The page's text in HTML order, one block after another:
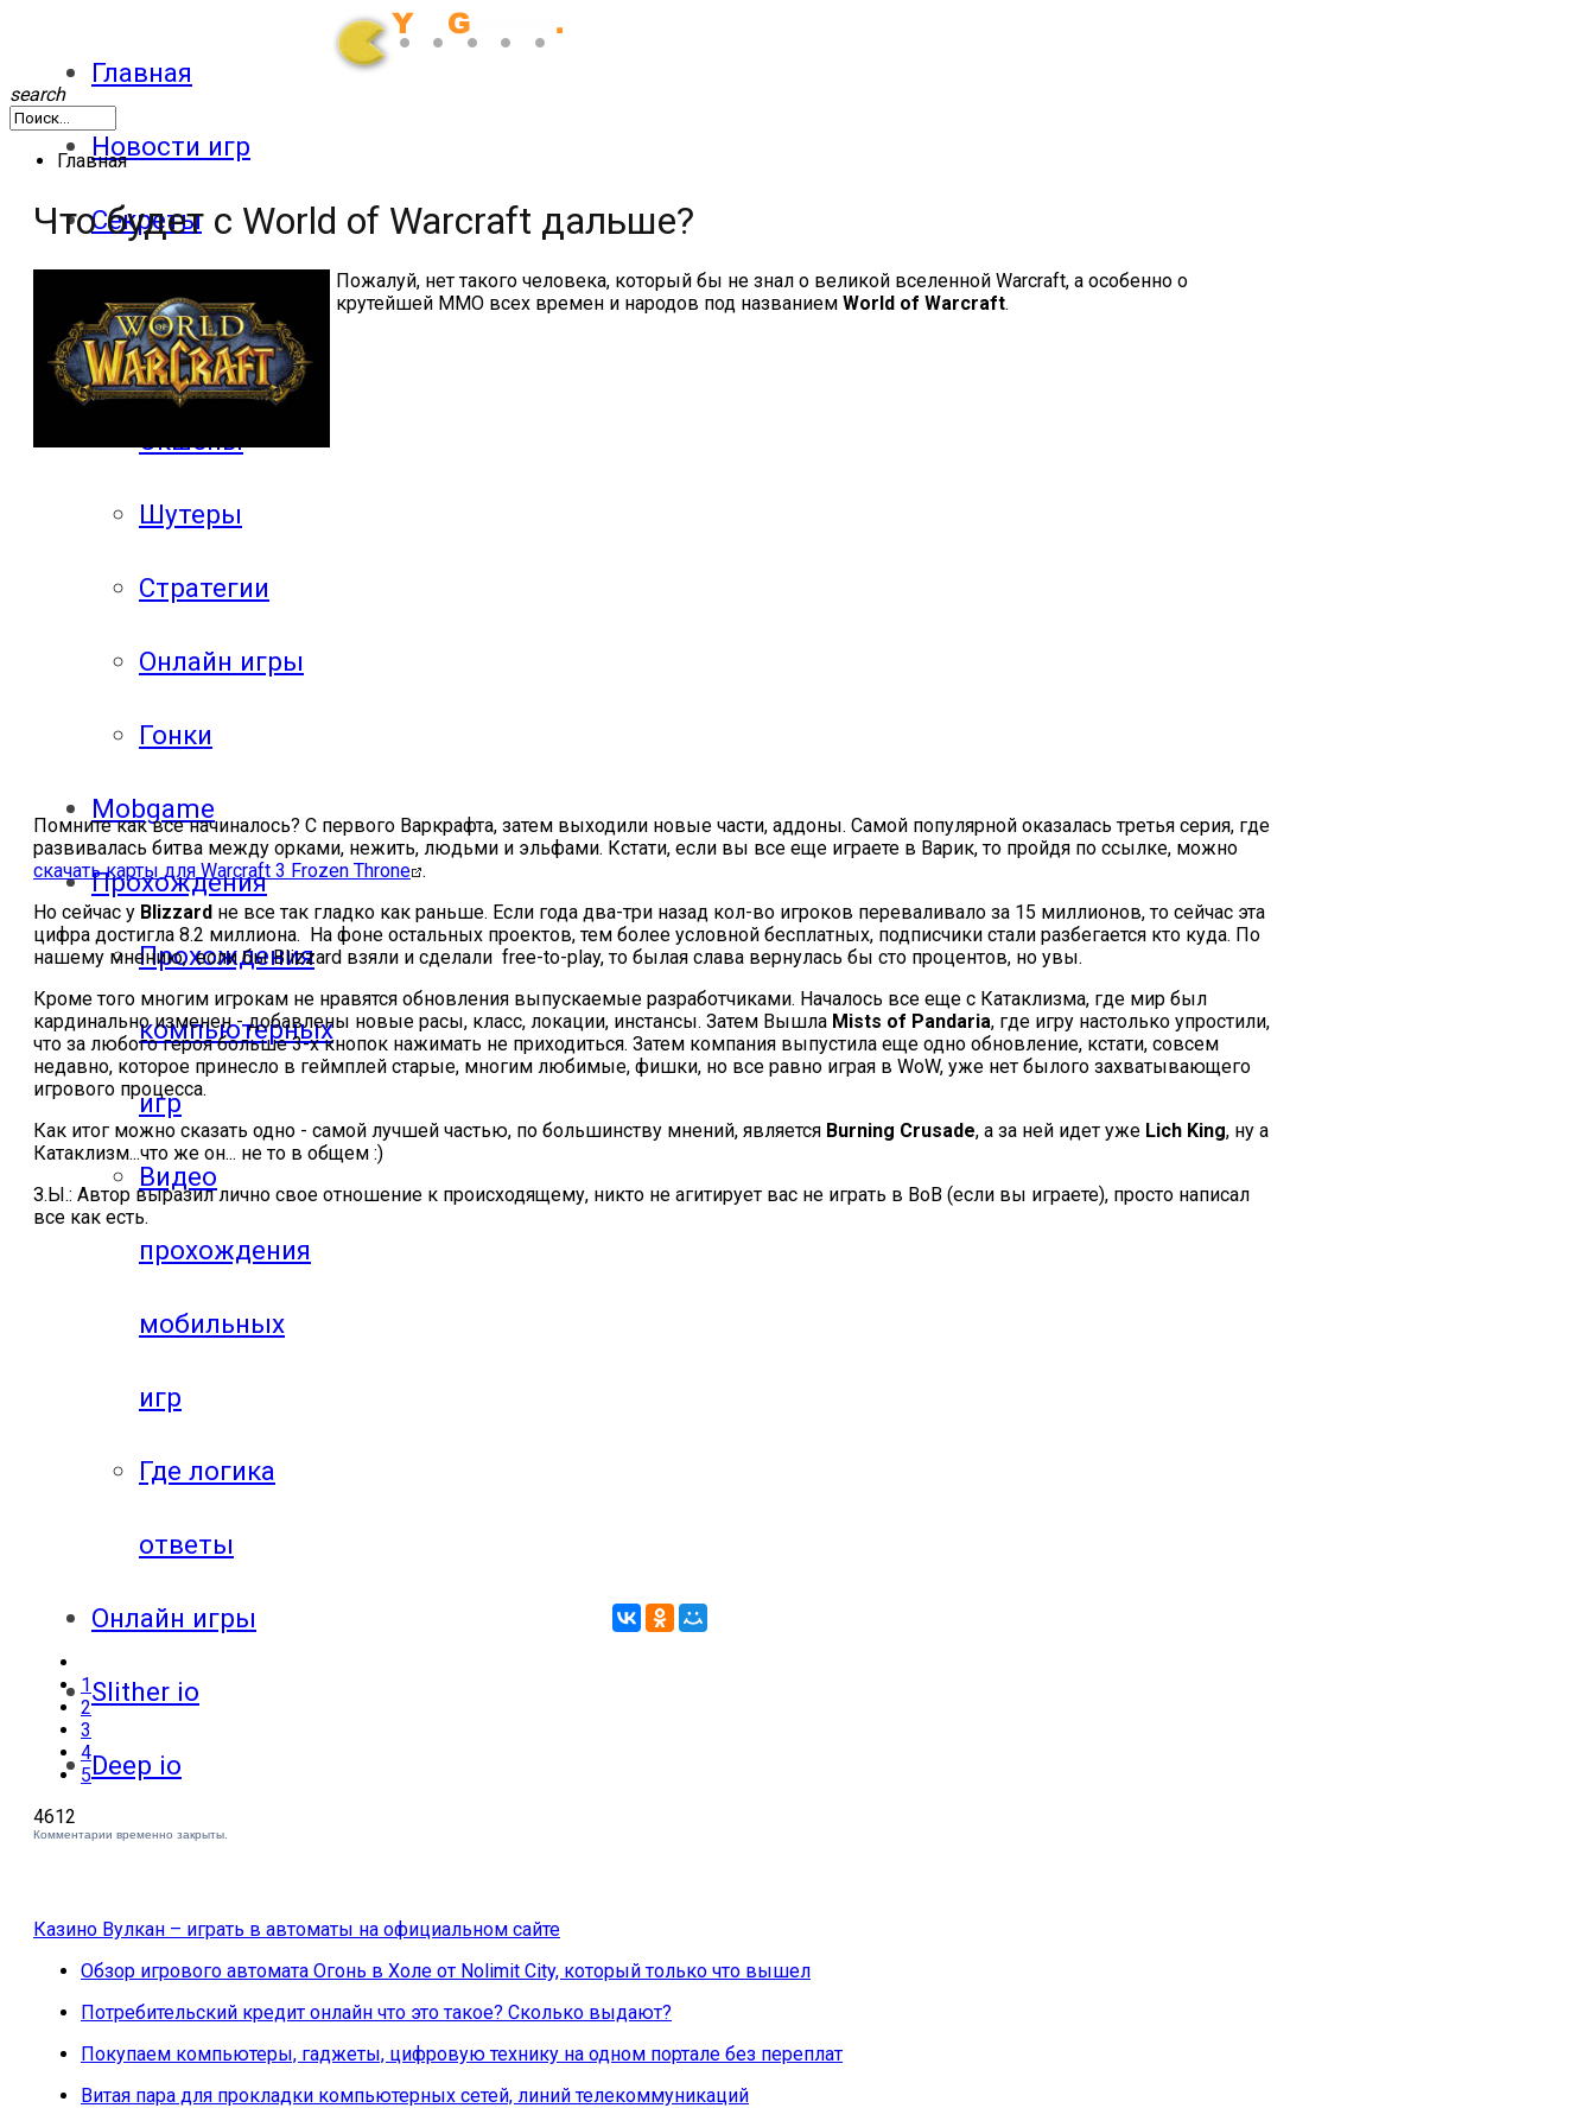
Главная
Новости игр
Секреты
Патчи
Обзоры
Экшены
Шутеры
Стратегии
Онлайн игры
Гонки
Mobgame
Прохождения
Прохождения
компьютерных
игр
Видео
прохождения
мобильных
игр
Где логика
ответы
Онлайн игры
Slither io
Deep io
search
Главная
Что будет с World of Warcraft дальше?
Пожалуй, нет такого человека, который бы не знал о великой вселенной Warcraft, а особенно о
крутейшей ММO всех времен и народов под названием World of Warcraft.
Помните как все начиналось? С первого Варкрафта, затем выходили новые части, аддоны. Самой популярной оказалась третья серия, где
развивалась битва между орками, нежить, людьми и эльфами. Кстати, если вы все еще играете в Варик, то пройдя по ссылке, можно
скачать карты для Warcraft 3 Frozen Throne .
Но сейчас у Blizzard не все так гладко как раньше. Если года два-три назад кол-во игроков переваливало за 15 миллионов, то сейчас эта
цифра достигла 8.2 миллиона. На фоне остальных проектов, тем более условной бесплатных, подписчики стали разбегается кто куда. По
нашему мнению, если бы Blizzard взяли и сделали free-to-play, то былая слава вернулась бы сто процентов, но увы.
Кроме того многим игрокам не нравятся обновления выпускаемые разработчиками. Началось все еще с Катаклизма, где мир был
кардинально изменен - добавлены новые расы, класс, локации, инстансы. Затем Вышла Mists of Pandaria, где игру настолько упростили,
что за любого героя больше 3-х кнопок нажимать не приходиться. Затем компания выпустила еще одно обновление, кстати, совсем
недавно, которое принесло в геймплей старые, многим любимые, фишки, но все равно играя в WoW, уже нет былого захватывающего
игрового процесса.
Как итог можно сказать одно - самой лучшей частью, по большинству мнений, является Burning Crusade, а за ней идет уже Lich King, ну а
Катаклизм...что же он... не то в общем :)
З.Ы.: Автор выразил лично свое отношение к происходящему, никто не агитирует вас не играть в ВоВ (если вы играете), просто написал
все как есть.
1
2
3
4
5
4612
Комментарии временно закрыты.
Казино Вулкан – играть в автоматы на официальном сайте
Обзор игрового автомата Огонь в Холе от Nolimit City, который только что вышел
Потребительский кредит онлайн что это такое? Сколько выдают?
Покупаем компьютеры, гаджеты, цифровую технику на одном портале без переплат
Витая пара для прокладки компьютерных сетей, линий телекоммуникаций